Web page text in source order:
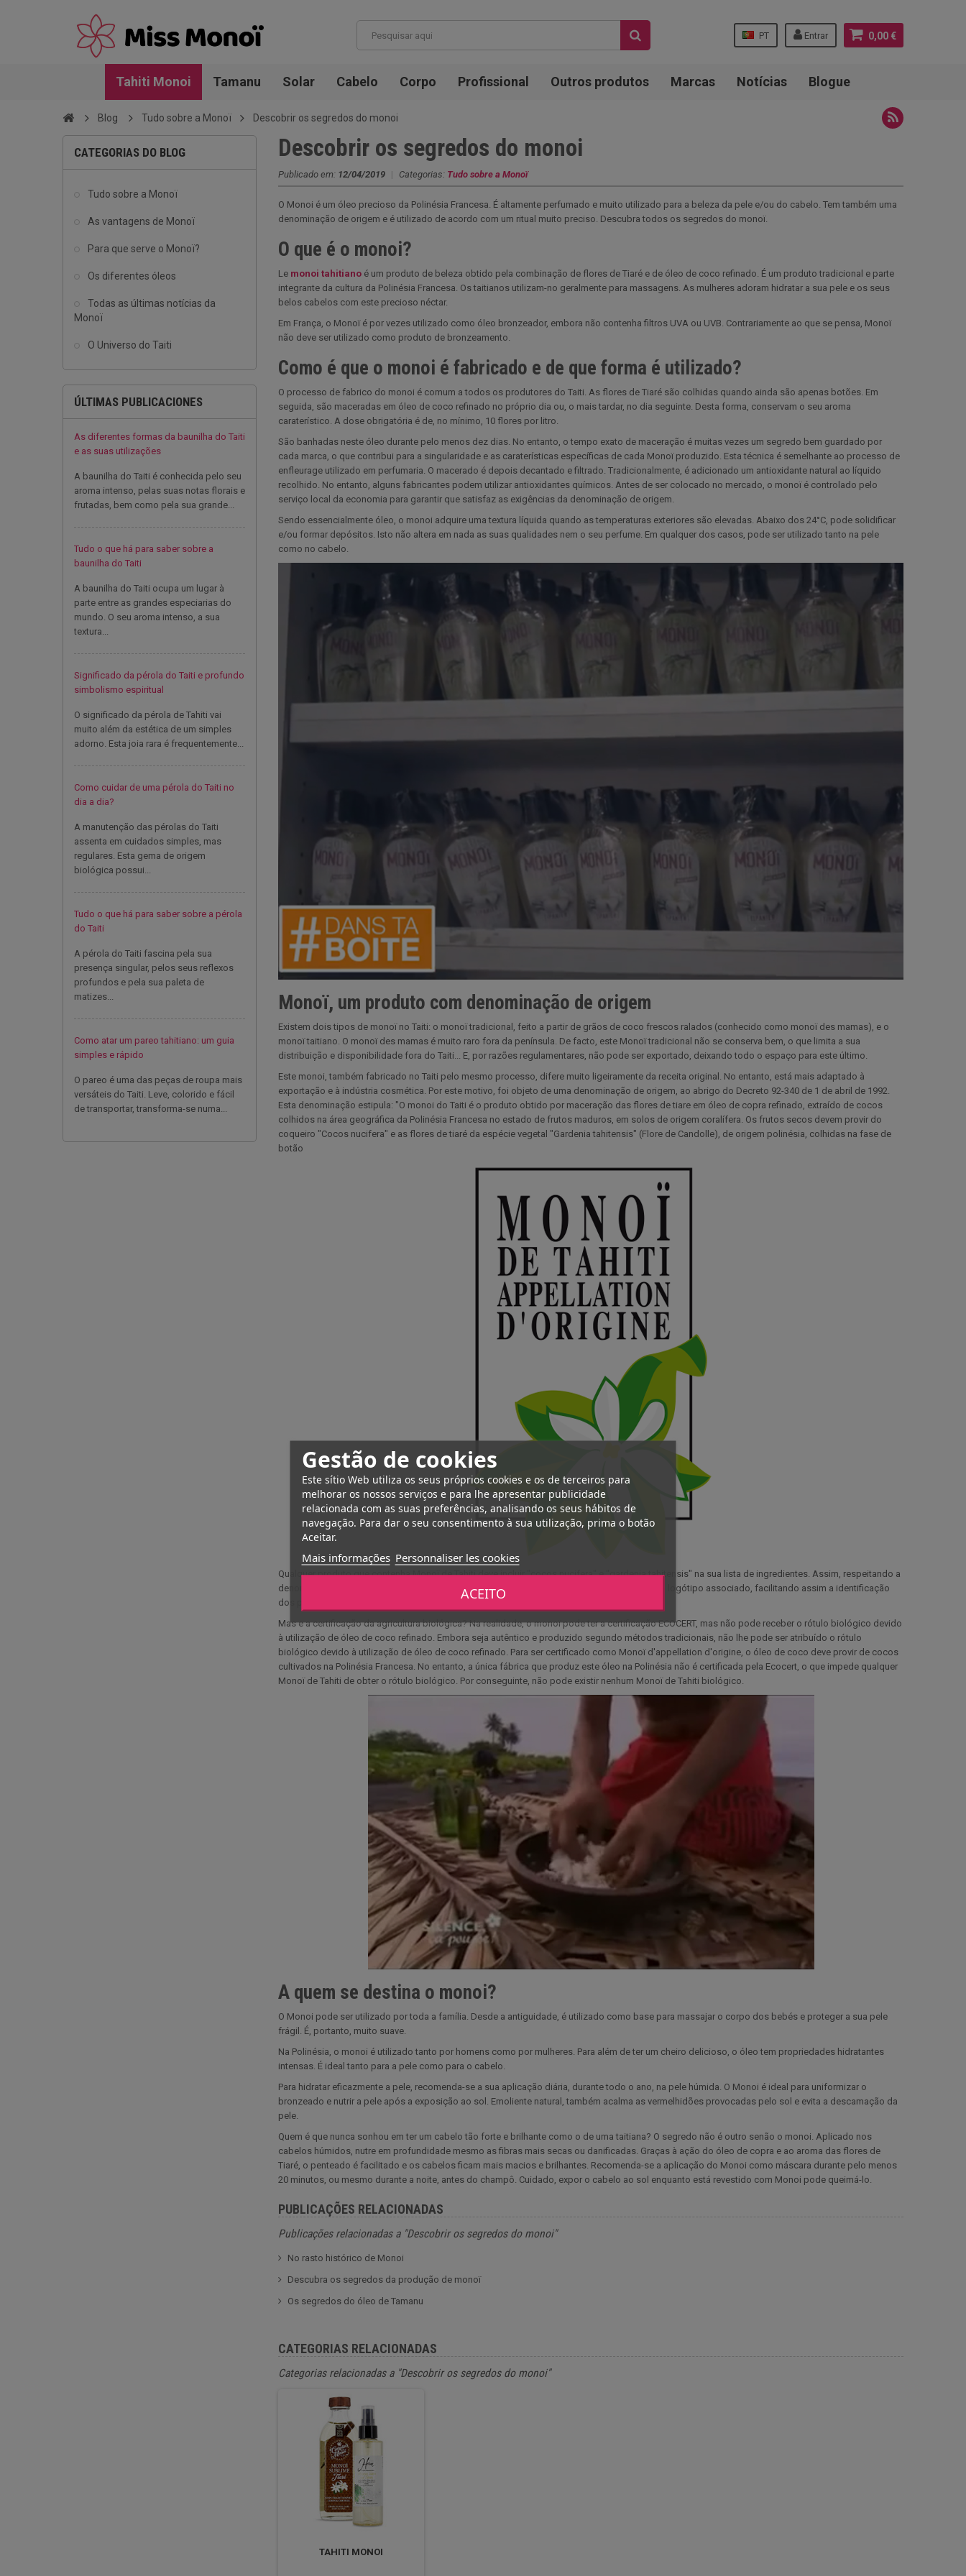
0,00 €
Entrar
PT
Gestão de cookies
Este sítio Web utiliza os seus próprios cookies e os de terceiros para
melhorar os nossos serviços e para lhe apresentar publicidade
relacionada com as suas preferências, analisando os seus hábitos de
navegação. Para dar o seu consentimento à sua utilização, prima o botão
Aceitar.
Mais informações Personnaliser les cookies
ACEITO
Tahiti Monoi Tamanu Solar Cabelo Corpo Profissional Outros produtos Marcas Notícias Blogue
Blog Tudo sobre a Monoï Descobrir os segredos do monoi
CATEGORIAS DO BLOG
Tudo sobre a Monoï
As vantagens de Monoï
Para que serve o Monoï?
Os diferentes óleos
Todas as últimas notícias da
Monoï
O Universo do Taiti
ÚLTIMAS PUBLICACIONES
As diferentes formas da baunilha do Taiti
e as suas utilizações
A baunilha do Taiti é conhecida pelo seu
aroma intenso, pelas suas notas florais e
frutadas, bem como pela sua grande...
Tudo o que há para saber sobre a
baunilha do Taiti
A baunilha do Taiti ocupa um lugar à
parte entre as grandes especiarias do
mundo. O seu aroma intenso, a sua
textura...
Significado da pérola do Taiti e profundo
simbolismo espiritual
O significado da pérola de Tahiti vai
muito além da estética de um simples
adorno. Esta joia rara é frequentemente...
Como cuidar de uma pérola do Taiti no
dia a dia?
A manutenção das pérolas do Taiti
assenta em cuidados simples, mas
regulares. Esta gema de origem
biológica possui...
Tudo o que há para saber sobre a pérola
do Taiti
A pérola do Taiti fascina pela sua
presença singular, pelos seus reflexos
profundos e pela sua paleta de
matizes...
Como atar um pareo tahitiano: um guia
simples e rápido
O pareo é uma das peças de roupa mais
versáteis do Taiti. Leve, colorido e fácil
de transportar, transforma-se numa...
Descobrir os segredos do monoi
Publicado em: 12/04/2019 | Categorias: Tudo sobre a Monoï
O Monoi é um óleo precioso da Polinésia Francesa. É altamente perfumado e muito utilizado para a beleza da pele e/ou do cabelo. Tem também uma
denominação de origem e é utilizado de acordo com um ritual muito preciso. Descubra todos os segredos do monoï.
O que é o monoi?
Le monoi tahitiano é um produto de beleza obtido pela combinação de flores de Tiaré e de óleo de coco refinado. É um produto tradicional e parte
integrante da cultura da Polinésia Francesa. Os taitianos utilizam-no geralmente para massagens. As mulheres adoram hidratar a sua pele e os seus
belos cabelos com este precioso néctar.
Em França, o Monoï é por vezes utilizado como óleo bronzeador, embora não contenha filtros UVA ou UVB. Contrariamente ao que se pensa, Monoï
não deve ser utilizado como produto de bronzeamento.
Como é que o monoi é fabricado e de que forma é utilizado?
O processo de fabrico do monoi é comum a todos os produtores do Taiti. As flores de Tiaré são colhidas quando ainda são apenas botões. Em
seguida, são maceradas em óleo de coco refinado no próprio dia ou, o mais tardar, no dia seguinte. Desta forma, conservam o seu aroma
caraterístico. A dose obrigatória é de, no mínimo, 10 flores por litro.
São banhadas neste óleo durante pelo menos dez dias. No entanto, o tempo exato de maceração é muitas vezes um segredo bem guardado por
cada marca, o que contribui para a singularidade e as caraterísticas específicas de cada Monoï produzido. Esta técnica é semelhante ao processo de
enfleurage utilizado em perfumaria. O macerado é depois decantado e filtrado. Tradicionalmente, é adicionado um antioxidante natural ao líquido
recolhido. No entanto, alguns fabricantes podem utilizar antioxidantes químicos. Antes de ser colocado no mercado, o monoï é controlado pelo
serviço local da economia para garantir que satisfaz as exigências da denominação de origem.
Sendo essencialmente óleo, o monoi adquire uma textura líquida quando as temperaturas exteriores são elevadas. Abaixo dos 24°C, pode solidificar
e/ou formar depósitos. Isto não altera em nada as suas qualidades nem o seu perfume. Em qualquer dos casos, pode ser utilizado tanto na pele
como no cabelo.
Monoï, um produto com denominação de origem
Existem dois tipos de monoï no Taiti: o monoï tradicional, feito a partir de grãos de coco frescos ralados (conhecido como monoï des mamas), e o
monoï taitiano. O monoï des mamas é muito raro fora da península. De facto, este Monoï tradicional não se conserva bem, o que limita a sua
distribuição e disponibilidade fora do Taiti... E, por razões regulamentares, não pode ser exportado, deixando todo o espaço para este último.
Este monoi, também fabricado no Taiti pelo mesmo processo, difere muito ligeiramente da receita original. No entanto, está mais adaptado à
exportação e à indústria cosmética. Por este motivo, foi objeto de uma denominação de origem, ao abrigo do Decreto 92-340 de 1 de abril de 1992.
Esta denominação estipula: "O monoi do Taiti é o produto obtido por maceração das flores de tiare em óleo de copra refinado, extraído de cocos
colhidos na área geográfica da Polinésia Francesa no estado de frutos maduros, em solos de origem coralífera. Os frutos secos devem provir do
coqueiro "Cocos nucifera" e as flores de tiaré da espécie vegetal "Gardenia tahitensis" (Flore de Candolle), de origem polinésia, colhidas na fase de
botão
Qualquer produto que contenha Monoï de Tahiti deve incluir "cocos nucifera" e "gardenia tahitensis" na sua lista de ingredientes. Assim, respeitando a
denominação de origem, os cosméticos que contêm monoï de Tahiti podem também exibir o logótipo associado, facilitando assim a identificação
dos produtos em questão pelos consumidores.
Mas e a certificação da agricultura biológica? Na realidade, o monoï pode ter a certificação ECOCERT, mas não pode receber o rótulo biológico devido
à utilização de óleo de coco refinado. Embora seja autêntico e produzido segundo métodos tradicionais, não lhe pode ser atribuído o rótulo
biológico devido à utilização de óleo de coco refinado. Para ser certificado como Monoï d'appellation d'origine, o óleo de coco deve provir de cocos
cultivados na Polinésia Francesa. No entanto, a única fábrica que produz este óleo na Polinésia não é certificada pela Ecocert, o que impede qualquer
Monoï de Tahiti de obter o rótulo biológico. Por conseguinte, não pode existir nenhum Monoï de Tahiti biológico.
A quem se destina o monoi?
O Monoi pode ser utilizado por toda a família. Desde a antiguidade, é utilizado como base para massajar o corpo dos bebés e proteger a sua pele
frágil. É, portanto, muito suave.
Na Polinésia, o monoi é utilizado tanto por homens como por mulheres. Para além de ter um cheiro delicioso, o óleo tem propriedades hidratantes
intensas. É ideal tanto para a pele como para o cabelo.
Para hidratar eficazmente a pele, recomenda-se a sua aplicação diária, durante todo o ano, na pele húmida. O Monoi é ideal para uniformizar o
bronzeado e nutrir a pele após a exposição ao sol. Emoliente natural, também acalma as vermelhidões provocadas pelo sol e evita a descamação da
pele.
Quem é que nunca sonhou em ter um cabelo tão forte e brilhante como o de uma taitiana? O segredo não é outro senão o monoi. Aplicado nos
cabelos húmidos, nutre em profundidade mesmo as fibras mais secas ou danificadas. Graças à ação do óleo de copra e ao aroma das flores de
Tiaré, o penteado é facilitado e os cabelos ficam mais macios e brilhantes. Recomenda-se a aplicação do Monoi como máscara durante pelo menos
20 minutos, ou mesmo durante a noite, antes do champô. Cuidado, expor o cabelo ao sol enquanto está revestido com Monoi pode queimá-lo.
PUBLICAÇÕES RELACIONADAS
Publicações relacionadas a "Descobrir os segredos do monoi"
No rasto histórico de Monoi
Descubra os segredos da produção de monoï
Os segredos do óleo de Tamanu
CATEGORIAS RELACIONADAS
Categorias relacionadas a "Descobrir os segredos do monoi"
TAHITI MONOI